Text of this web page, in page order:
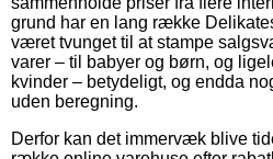
grund har en lang række
været tvunget til at stampe
varer – til babyer og børn, og
kvinder – betydeligt, og endda
uden beregning.
Derfor kan det immervæk blive